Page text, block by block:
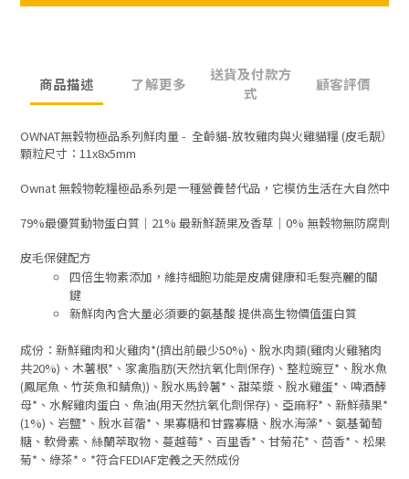
商品描述 了解更多
送貨及付款方
式
顧客評價
OWNAT無穀物極品系列鮮肉量 -  全齡貓-放牧雞肉與火雞貓糧 (皮毛靚）
顆粒尺寸：11x8x5mm
Ownat 無穀物乾糧極品系列是一種營養替代品，它模仿生活在大自然中
79%最優質動物蛋白質｜21% 最新鮮蔬果及香草｜0% 無穀物無防腐劑無
皮毛保健配方
四倍生物素添加，維持細胞功能是皮膚健康和毛髮亮麗的關
鍵
新鮮肉內含大量必須要的氨基酸 提供高生物價值蛋白質
成份：新鮮雞肉和火雞肉*(擠出前最少50%)、脫水肉類(雞肉火雞豬肉
共20%)、木薯根*、家禽脂肪(天然抗氧化劑保存)、整粒豌豆*、脫水魚
(鳳尾魚、竹莢魚和鯖魚))、脫水馬鈴薯*、甜菜漿、脫水雞蛋*、啤酒酵
母*、水解雞肉蛋白、魚油(用天然抗氧化劑保存)、亞麻籽*、新鮮蘋果*
(1%)、岩鹽*、脫水苜蓿*、果寡糖和甘露寡糖、脫水海藻*、氨基葡萄
糖、軟骨素、絲蘭萃取物、蔓越莓*、百里香*、甘菊花*、茴香*、松果
菊*、綠茶*。*符合FEDIAF定義之天然成份